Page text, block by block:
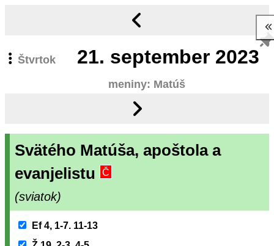
Štvrtok 21. september 2023
meniny: Matúš
Svätého Matúša, apoštola a
evanjelistu
Č
(sviatok)
Ef 4, 1-7. 11-13